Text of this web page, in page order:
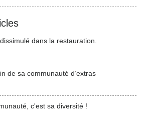
dans la restauration.
de sa communauté d’extras
c'est sa diversité !